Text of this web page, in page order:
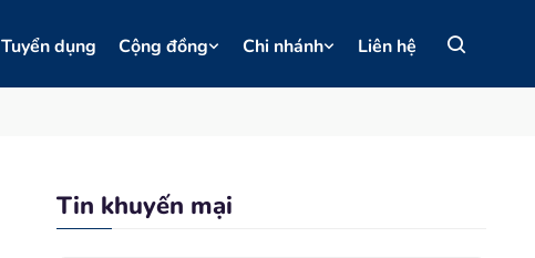
Tuyển dụng Cộng đồng Chi nhánh Liên hệ
Tin khuyến mại